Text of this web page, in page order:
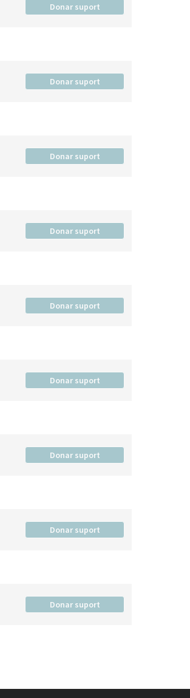
Donar suport
Donar suport
Donar suport
Donar suport
Donar suport
Donar suport
Donar suport
Donar suport
Donar suport